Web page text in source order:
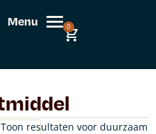
Menu 0
Toon resultaten voor duurzaam